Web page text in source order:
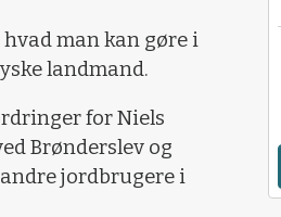
man kan gøre i
landmand.
for Niels
Brønderslev og
jordbrugere i